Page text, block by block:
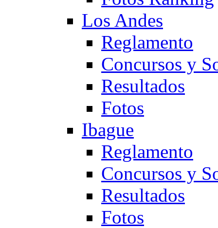
Los Andes
Reglamento
Concursos y
Resultados
Fotos
Ibague
Reglamento
Concursos y
Resultados
Fotos